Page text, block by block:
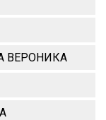
ВЕРОНИКА